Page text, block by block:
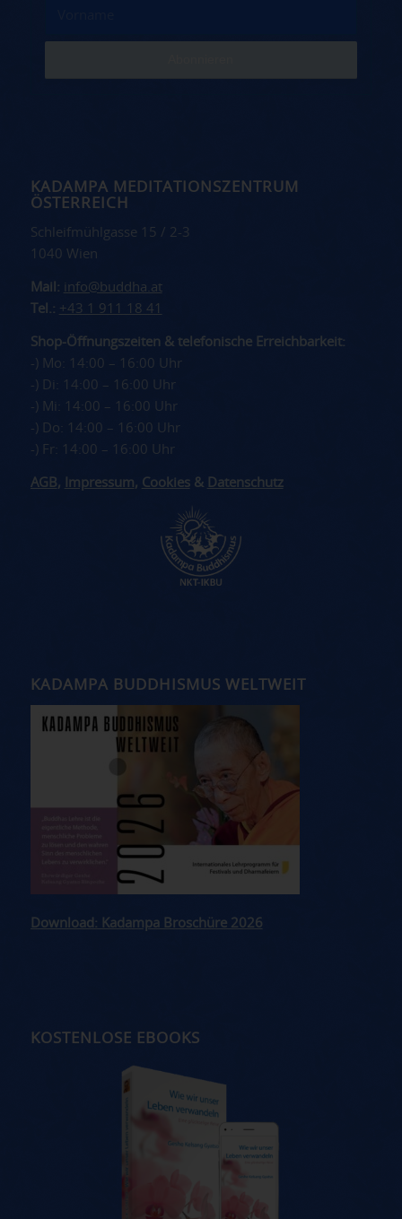
KADAMPA MEDITATIONSZENTRUM
ÖSTERREICH
Schleifmühlgasse 15 / 2-3
1040 Wien
Mail: info@buddha.at
Tel.: +43 1 911 18 41
Shop-Öffnungszeiten & telefonische Erreichbarkeit:
-) Mo: 14:00 – 16:00 Uhr
-) Di: 14:00 – 16:00 Uhr
-) Mi: 14:00 – 16:00 Uhr
-) Do: 14:00 – 16:00 Uhr
-) Fr: 14:00 – 16:00 Uhr
AGB , Impressum, Cookies& Datenschutz
KADAMPA BUDDHISMUS WELTWEIT
Download: Kadampa Broschüre 2026
KOSTENLOSE EBOOKS